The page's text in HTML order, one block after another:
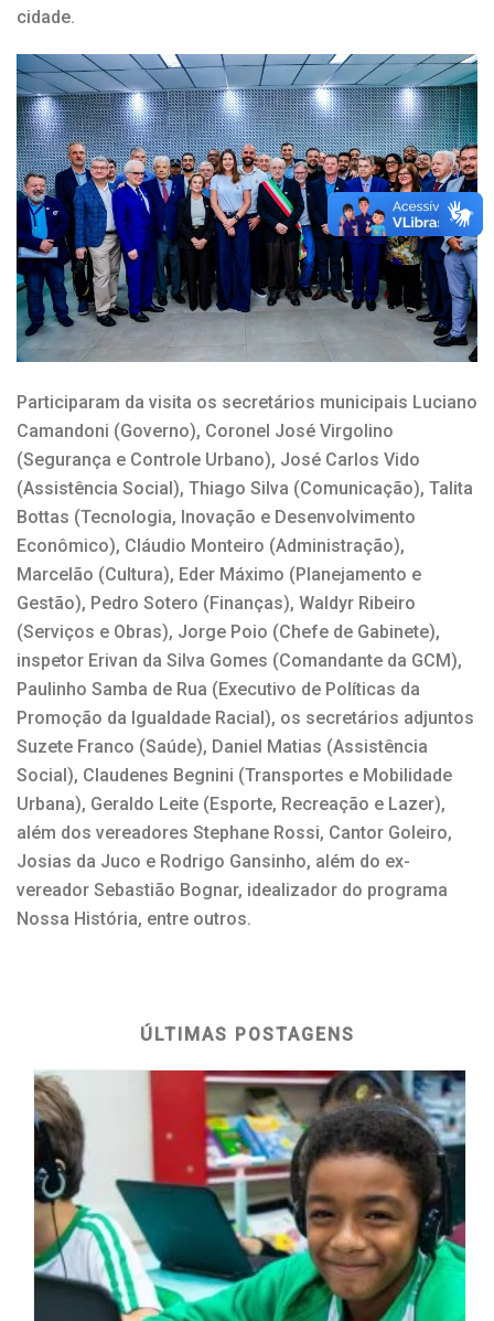
cidade.
Participaram da visita os secretários municipais Luciano
Camandoni (Governo), Coronel José Virgolino
(Segurança e Controle Urbano), José Carlos Vido
(Assistência Social), Thiago Silva (Comunicação), Talita
Bottas (Tecnologia, Inovação e Desenvolvimento
Econômico), Cláudio Monteiro (Administração),
Marcelão (Cultura), Eder Máximo (Planejamento e
Gestão), Pedro Sotero (Finanças), Waldyr Ribeiro
(Serviços e Obras), Jorge Poio (Chefe de Gabinete),
inspetor Erivan da Silva Gomes (Comandante da GCM),
Paulinho Samba de Rua (Executivo de Políticas da
Promoção da Igualdade Racial), os secretários adjuntos
Suzete Franco (Saúde), Daniel Matias (Assistência
Social), Claudenes Begnini (Transportes e Mobilidade
Urbana), Geraldo Leite (Esporte, Recreação e Lazer),
além dos vereadores Stephane Rossi, Cantor Goleiro,
Josias da Juco e Rodrigo Gansinho, além do ex-
vereador Sebastião Bognar, idealizador do programa
Nossa História, entre outros.
ÚLTIMAS POSTAGENS